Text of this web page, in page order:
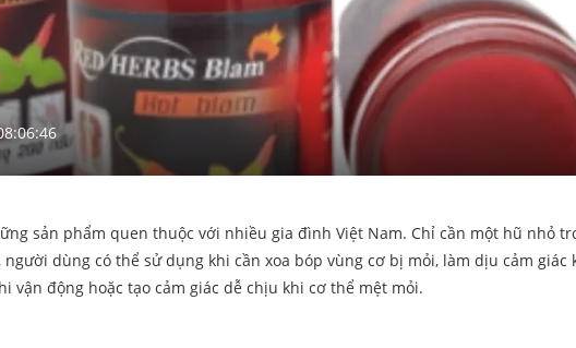
sản phẩm quen thuộc với nhiều gia đình Việt Nam. Chỉ cần một hũ nhỏ
dùng có thể sử dụng khi cần xoa bóp vùng cơ bị mỏi, làm dịu cảm giác
vận động hoặc tạo cảm giác dễ chịu khi cơ thể mệt mỏi.